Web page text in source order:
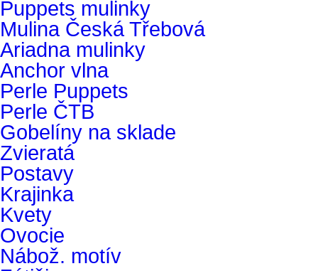
Puppets mulinky
Mulina Česká Třebová
Ariadna mulinky
Anchor vlna
Perle Puppets
Perle ČTB
Gobelíny na sklade
Zvieratá
Postavy
Krajinka
Kvety
Ovocie
Nábož. motív